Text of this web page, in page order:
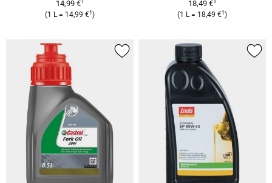
14,99 €
(1 L = 14,99 €1 )
18,49 €
(1 L = 18,49 €1 )